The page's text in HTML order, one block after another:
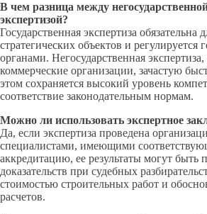
В чем разница между
экспертизой?
Государственная экспертиза
стратегических объектов и регулируется
органами. Негосударственная
коммерческие организации, зачастую
этом сохраняется высокий уровень
соответствие законодательным нормам.
Можно ли использовать экспертное
Да, если экспертиза проведена
специалистами, имеющими
аккредитацию, ее результаты могут быть
доказательств при судебных
стоимостью строительных работ и
расчетов.